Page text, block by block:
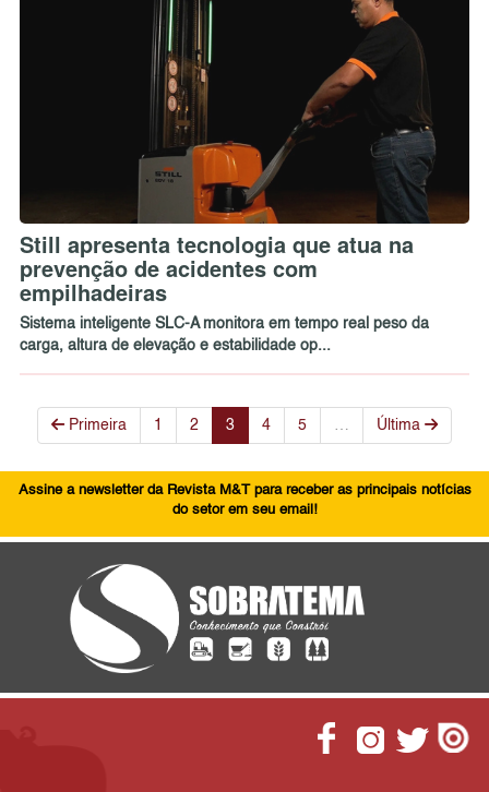
Still apresenta tecnologia que atua na
prevenção de acidentes com
empilhadeiras
Sistema inteligente SLC-A monitora em tempo real peso da
carga, altura de elevação e estabilidade op...
Primeira 1 2 3 4 5 Última
Assine a newsletter da Revista M&T para receber as principais notícias
do setor em seu email!